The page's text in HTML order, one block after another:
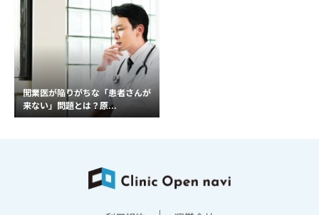
開業医が陥りがちな「患者さんが
来ない」問題とは？原...